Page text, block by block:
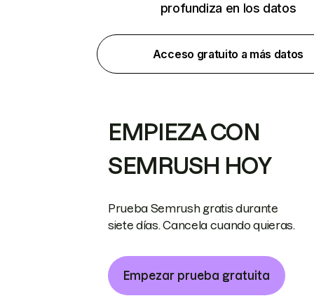
profundiza en los datos
Acceso gratuito a más datos
EMPIEZA CON
SEMRUSH HOY
Prueba Semrush gratis durante
siete días. Cancela cuando quieras.
Empezar prueba gratuita